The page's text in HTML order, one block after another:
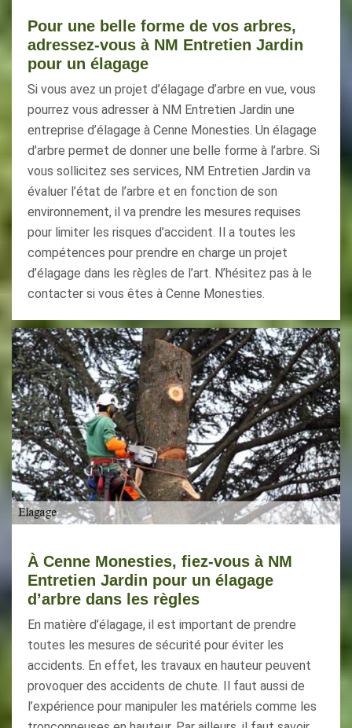
Pour une belle forme de vos arbres,
adressez-vous à NM Entretien Jardin
pour un élagage
Si vous avez un projet d’élagage d’arbre en vue, vous
pourrez vous adresser à NM Entretien Jardin une
entreprise d’élagage à Cenne Monesties. Un élagage
d’arbre permet de donner une belle forme à l’arbre. Si
vous sollicitez ses services, NM Entretien Jardin va
évaluer l’état de l’arbre et en fonction de son
environnement, il va prendre les mesures requises
pour limiter les risques d’accident. Il a toutes les
compétences pour prendre en charge un projet
d’élagage dans les règles de l’art. N’hésitez pas à le
contacter si vous êtes à Cenne Monesties.
À Cenne Monesties, fiez-vous à NM
Entretien Jardin pour un élagage
d’arbre dans les règles
En matière d’élagage, il est important de prendre
toutes les mesures de sécurité pour éviter les
accidents. En effet, les travaux en hauteur peuvent
provoquer des accidents de chute. Il faut aussi de
l’expérience pour manipuler les matériels comme les